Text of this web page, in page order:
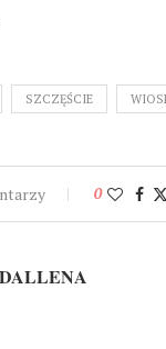
SZCZĘŚCIE
0